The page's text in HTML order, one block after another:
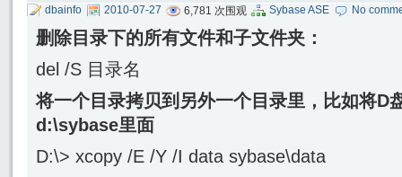
dbainfo 2010-07-27 6,781 次围观 Sybase ASE No
删除目录下的所有文件和子文件夹：
del /S 目录名
将一个目录拷贝到另外一个目录里，比如将D
d:\sybase里面
D:\> xcopy /E /Y /I data sybase\data